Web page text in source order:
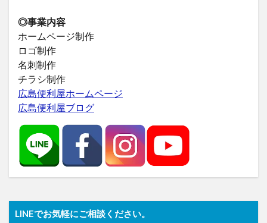
◎事業内容
ホームページ制作
ロゴ制作
名刺制作
チラシ制作
広島便利屋ホームページ
広島便利屋ブログ
LINEでお気軽にご相談ください。